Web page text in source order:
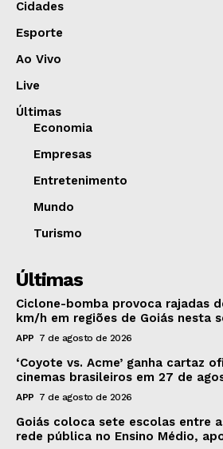
Cidades
Esporte
Ao Vivo
Live
Últimas
Economia
Empresas
Entretenimento
Mundo
Turismo
Últimas
Ciclone-bomba provoca rajadas
km/h em regiões de Goiás nesta
APP 7 de agosto de 2026
‘Coyote vs. Acme’ ganha cartaz
cinemas brasileiros em 27 de
APP 7 de agosto de 2026
Goiás coloca sete escolas entre
rede pública no Ensino Médio,